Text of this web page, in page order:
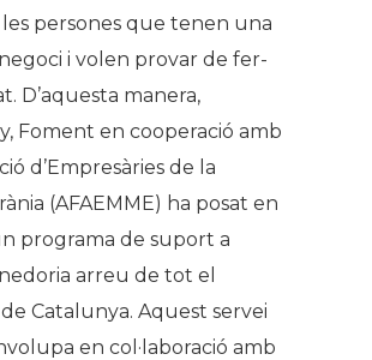
persones que tenen una
i volen provar de fer-
D’aquesta manera,
Foment en cooperació amb
d’Empresàries de la
(AFAEMME) ha posat en
programa de suport a
arreu de tot el
Catalunya. Aquest servei
en col·laboració amb